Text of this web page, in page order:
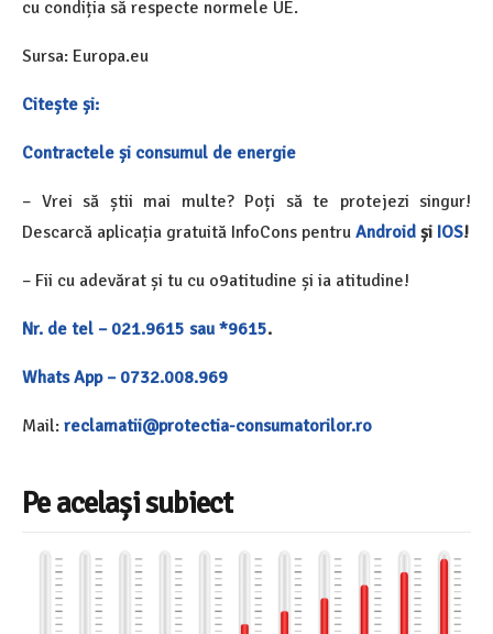
cu condiția să respecte normele UE.
Sursa: Europa.eu
Citește și:
Contractele și consumul de energie
– Vrei să știi mai multe? Poți să te protejezi singur!
Descarcă aplicația gratuită InfoCons pentru Android și IOS!
– Fii cu adevărat și tu cu o9atitudine și ia atitudine!
Nr. de tel – 021.9615 sau *9615.
Whats App – 0732.008.969
Mail: reclamatii@protectia-consumatorilor.ro
Pe același subiect